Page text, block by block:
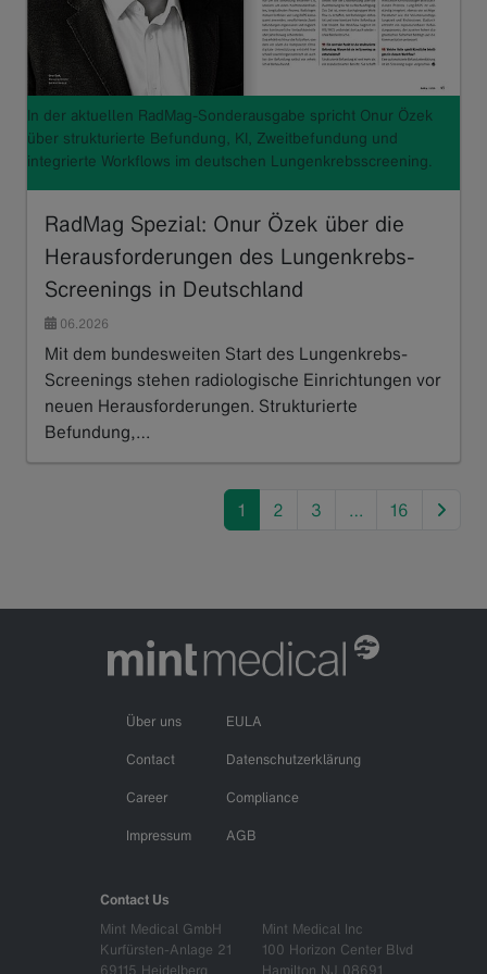
In der aktuellen RadMag-Sonderausgabe spricht Onur Özek
über strukturierte Befundung, KI, Zweitbefundung und
integrierte Workflows im deutschen Lungenkrebsscreening.
RadMag Spezial: Onur Özek über die
Herausforderungen des Lungenkrebs-
Screenings in Deutschland
06.2026
Mit dem bundesweiten Start des Lungenkrebs-
Screenings stehen radiologische Einrichtungen vor
neuen Herausforderungen. Strukturierte
Befundung,…
1 2 3 … 16
Über uns
Contact
Career
Impressum
EULA
Datenschutzerklärung
Compliance
AGB
Contact Us
Mint Medical GmbH
Kurfürsten-Anlage 21
Mint Medical Inc
100 Horizon Center Blvd